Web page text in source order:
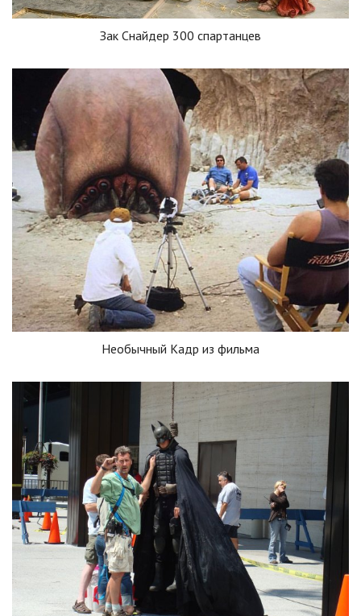
Зак Снайдер 300 спартанцев
Необычный Кадр из фильма